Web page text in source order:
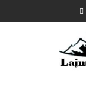
to